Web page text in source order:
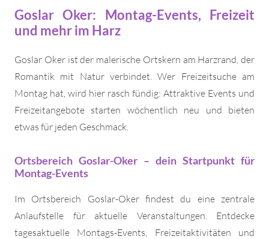
Goslar Oker: Montag-Events, Freizeit
und mehr im Harz
Goslar Oker ist der malerische Ortskern am Harzrand, der
Romantik mit Natur verbindet. Wer Freizeitsuche am
Montag hat, wird hier rasch fündig: Attraktive Events und
Freizeitangebote starten wöchentlich neu und bieten
etwas für jeden Geschmack.
Ortsbereich Goslar-Oker – dein Startpunkt für
Montag-Events
Im Ortsbereich Goslar-Oker findest du eine zentrale
Anlaufstelle für aktuelle Veranstaltungen. Entdecke
tagesaktuelle Montags-Events, Freizeitaktivitäten und